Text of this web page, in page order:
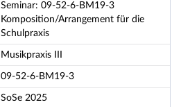
Seminar: 09-52-6-BM19-3
Komposition/Arrangement für die
Schulpraxis
Musikpraxis III
09-52-6-BM19-3
SoSe 2025